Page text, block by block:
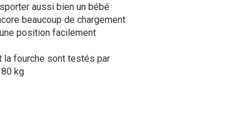
aussi bien un bébé
beaucoup de chargement
position facilement
la fourche sont testés par
kg